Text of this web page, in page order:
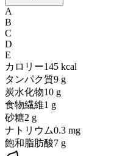
A
B
C
D
E
カロリー145 kcal
タンパク質9 g
炭水化物10 g
食物繊維1 g
砂糖2 g
ナトリウム0.3 mg
飽和脂肪酸7 g